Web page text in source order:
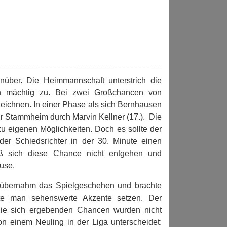
Die Heimmannschaft unterstrich die
mächtig zu. Bei zwei Großchancen von
In einer Phase als sich Bernhausen
Stammheim durch Marvin Kellner (17.). Die
eigenen Möglichkeiten. Doch es sollte der
Schiedsrichter in der 30. Minute einen
sich diese Chance nicht entgehen und
das Spielgeschehen und brachte
man sehenswerte Akzente setzen. Der
sich ergebenden Chancen wurden nicht
einem Neuling in der Liga unterscheidet: